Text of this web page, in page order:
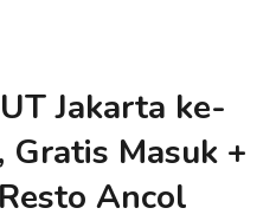
Jakarta ke-
Masuk +
Ancol